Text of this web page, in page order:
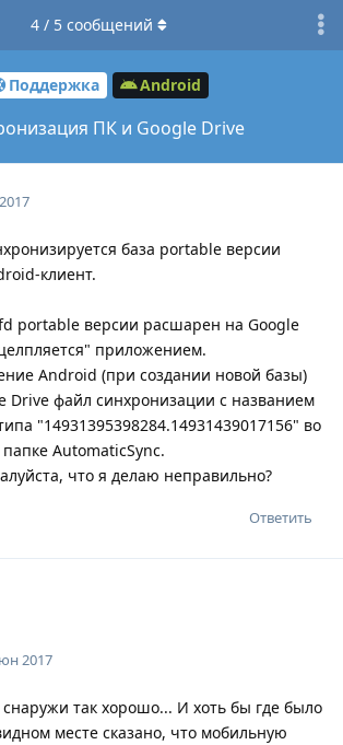
Поддержка Android
ПК и Google Drive
4/ 5сообщений
база portable версии
клиент.
portable версии расшарен на Google
приложением.
Android (при создании новой базы)
Drive файл синхронизации с названием
"14931395398284.14931439017156" во
AutomaticSync.
что я делаю неправильно?
Ответить
2017
так хорошо... И хоть бы где было
месте сказано, что мобильную